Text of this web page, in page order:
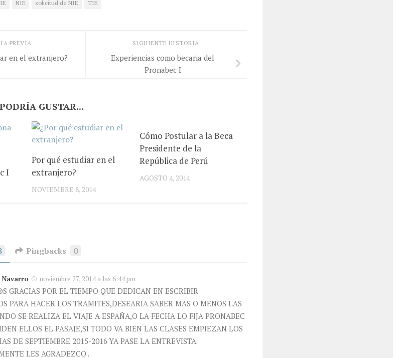
NIE solicitud de NIE TIE
SIGUIENTE HISTORIA
Experiencias como becaria del
Pronabec I
PREVIA
en el extranjero?
GUSTAR...
I
Por qué estudiar en el
extranjero?
NOVIEMBRE 8, 2014
Cómo Postular a la Beca
Presidente de la
República de Perú
AGOSTO 4, 2014
Pingbacks 0
noviembre 27, 2014 a las 6:44 pm
GRACIAS POR EL TIEMPO QUE DEDICAN EN ESCRIBIR
PARA HACER LOS TRAMITES,DESEARIA SABER MAS O MENOS LAS
SE REALIZA EL VIAJE A ESPAÑA,O LA FECHA LO FIJA PRONABEC
ELLOS EL PASAJE,SI TODO VA BIEN LAS CLASES EMPIEZAN LOS
DE SEPTIEMBRE 2015-2016 YA PASE LA ENTREVISTA.
LES AGRADEZCO .